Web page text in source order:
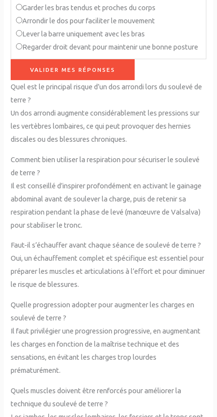
Garder les bras tendus et proches du corps
Arrondir le dos pour faciliter le mouvement
Lever la barre uniquement avec les bras
Regarder droit devant pour maintenir une bonne posture
VALIDER MES RÉPONSES
Quel est le principal risque d’un dos arrondi lors du soulevé de
terre ?
Un dos arrondi augmente considérablement les pressions sur
les vertèbres lombaires, ce qui peut provoquer des hernies
discales ou des blessures chroniques.
Comment bien utiliser la respiration pour sécuriser le soulevé
de terre ?
Il est conseillé d’inspirer profondément en activant le gainage
abdominal avant de soulever la charge, puis de retenir sa
respiration pendant la phase de levé (manœuvre de Valsalva)
pour stabiliser le tronc.
Faut-il s’échauffer avant chaque séance de soulevé de terre ?
Oui, un échauffement complet et spécifique est essentiel pour
préparer les muscles et articulations à l’effort et pour diminuer
le risque de blessures.
Quelle progression adopter pour augmenter les charges en
soulevé de terre ?
Il faut privilégier une progression progressive, en augmentant
les charges en fonction de la maîtrise technique et des
sensations, en évitant les charges trop lourdes
prématurément.
Quels muscles doivent être renforcés pour améliorer la
technique du soulevé de terre ?